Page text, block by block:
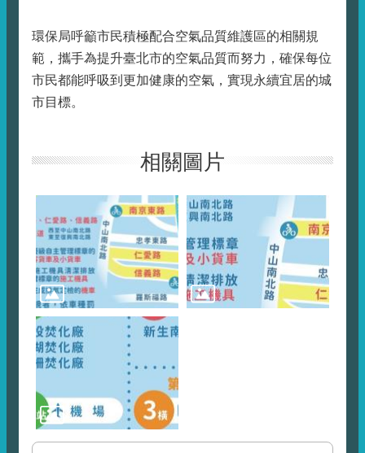
環保局呼籲市民積極配合空氣品質維護區的相關規
範，攜手為提升臺北市的空氣品質而努力，確保每位
市民都能呼吸到更加健康的空氣，實現永續宜居的城
市目標。
相關圖片